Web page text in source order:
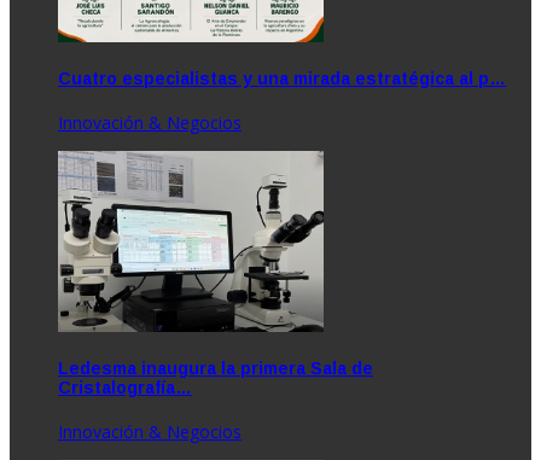
Cuatro especialistas y una mirada estratégica al p…
Innovación & Negocios
Ledesma inaugura la primera Sala de
Cristalografía…
Innovación & Negocios